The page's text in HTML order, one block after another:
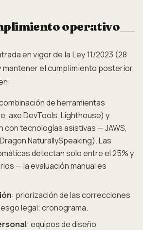
operativo
en vigor de la Ley 11/2023 (28
mantener el cumplimiento posterior,
de herramientas
axe DevTools, Lighthouse) y
con tecnologías asistivas — JAWS,
NaturallySpeaking). Las
detectan solo entre el 25% y
— la evaluación manual es
: priorización de las correcciones
legal; cronograma.
: equipos de diseño,